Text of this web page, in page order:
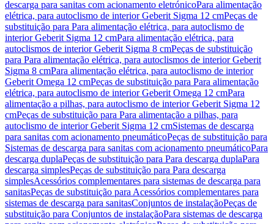
descarga para sanitas com acionamento eletrónicoPara alimentação
elétrica, para autoclismo de interior Geberit Sigma 12 cmPeças de
substituição para Para alimentação elétrica, para autoclismo de
interior Geberit Sigma 12 cmPara alimentação elétrica, para
autoclismos de interior Geberit Sigma 8 cmPeças de substituição
para Para alimentação elétrica, para autoclismos de interior Geberit
Sigma 8 cmPara alimentação elétrica, para autoclismo de interior
Geberit Omega 12 cmPeças de substituição para Para alimentação
elétrica, para autoclismo de interior Geberit Omega 12 cmPara
alimentação a pilhas, para autoclismo de interior Geberit Sigma 12
cmPeças de substituição para Para alimentação a pilhas, para
autoclismo de interior Geberit Sigma 12 cmSistemas de descarga
para sanitas com acionamento pneumáticoPeças de substituição para
Sistemas de descarga para sanitas com acionamento pneumáticoPara
descarga duplaPeças de substituição para Para descarga duplaPara
descarga simplesPeças de substituição para Para descarga
simplesAcessórios complementares para sistemas de descarga para
sanitasPeças de substituição para Acessórios complementares para
sistemas de descarga para sanitasConjuntos de instalaçãoPeças de
substituição para Conjuntos de instalaçãoPara sistemas de descarga